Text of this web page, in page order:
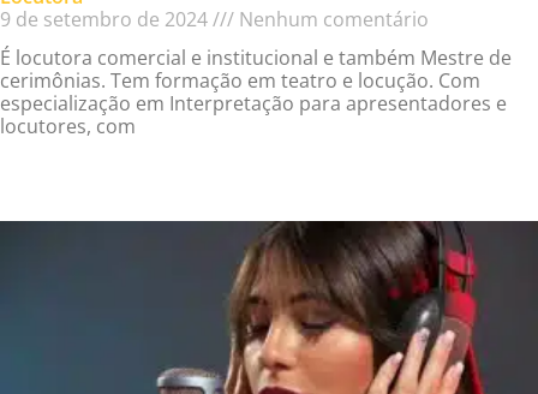
9 de setembro de 2024
Nenhum comentário
É locutora comercial e institucional e também Mestre de
cerimônias. Tem formação em teatro e locução. Com
especialização em Interpretação para apresentadores e
locutores, com